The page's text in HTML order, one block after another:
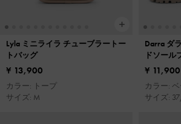
Lyla ミニライラ チューブラートー
トバッグ
¥ 13,900
カラー: トープ
サイズ: M
Darra ダ
ドソール
ジェーン
¥ 11,900
カラー:
サイズ: